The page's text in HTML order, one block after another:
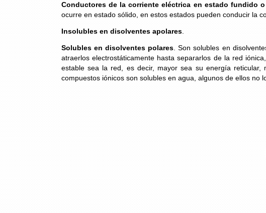
Conductores de la corriente eléctrica en estado fundido
ocurre en estado sólido, en estos estados pueden conducir la
Insolubles en disolventes apolares.
Solubles en disolventes polares . Son solubles en
atraerlos electrostáticamente hasta separarlos de la red
estable sea la red, es decir, mayor sea su energía
compuestos iónicos son solubles en agua, algunos de ellos